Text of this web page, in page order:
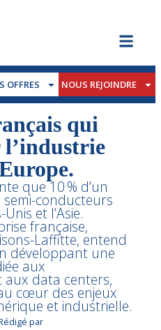
OFFRES NOUS REJOINDRE
qui
l’industrie
que 10 % d’un
conducteurs
et l’Asie.
française,
Laffitte, entend
développant une
aux
data centers,
cœur des enjeux
et industrielle.
par